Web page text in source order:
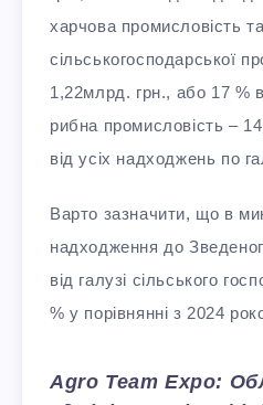
харчова промисловість
сільськогосподарської
1,22млрд. грн., або 17 %
рибна промисловість –
від усіх надходжень по
Варто зазначити, що в
надходження до
від галузі сільського
% у порівнянні з 2024
Agro Team Expo: